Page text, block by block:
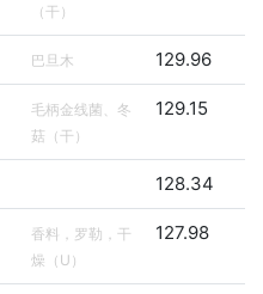
（干）
巴旦木 129.96
毛柄金线菌、冬
菇（干）
129.15
128.34
香料，罗勒，干
燥（U）
127.98